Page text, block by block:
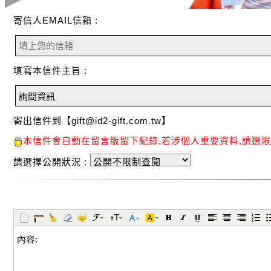
寄信人EMAIL信箱 :
填寫本信件主旨 :
寄出信件到【gift@id2-gift.com.tw】
本信件會自動在留言版留下紀錄,若涉個人重要資料,請選
請選擇公開狀況 :